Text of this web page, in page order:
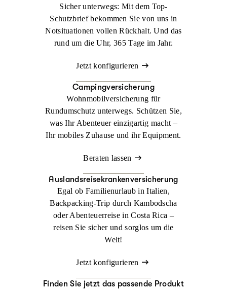
Sicher unterwegs: Mit dem Top-
Schutzbrief bekommen Sie von uns in
Notsituationen vollen Rückhalt. Und das
rund um die Uhr, 365 Tage im Jahr.
Jetzt konfigurieren
Campingversicherung
Wohnmobilversicherung für
Rundumschutz unterwegs. Schützen Sie,
was Ihr Abenteuer einzigartig macht –
Ihr mobiles Zuhause und ihr Equipment.
Beraten lassen
Auslandsreisekrankenversicherung
Egal ob Familienurlaub in Italien,
Backpacking-Trip durch Kambodscha
oder Abenteuerreise in Costa Rica –
reisen Sie sicher und sorglos um die
Welt!
Jetzt konfigurieren
Finden Sie jetzt das passende Produkt